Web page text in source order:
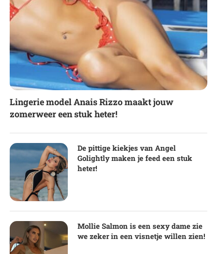
Lingerie model Anais Rizzo maakt jouw
zomerweer een stuk heter!
De pittige kiekjes van Angel
Golightly maken je feed een stuk
heter!
Mollie Salmon is een sexy dame zie
we zeker in een visnetje willen zien!